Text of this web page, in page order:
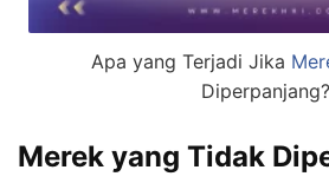
Apa yang Terjadi Jika
Diperpanjang?
Merek yang Tidak